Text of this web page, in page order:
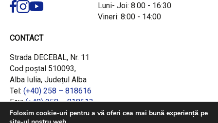
Luni- Joi: 8:00 - 16:30
Vineri: 8:00 - 14:00
CONTACT
Strada DECEBAL, Nr. 11
Cod poștal 510093,
Alba Iulia, Județul Alba
Tel: (+40) 258 – 818616
Fax:(+40) 258 – 818613
Email:office@adrcentru.ro
Folosim cookie-uri pentru a vă oferi cea mai bună experiență pe